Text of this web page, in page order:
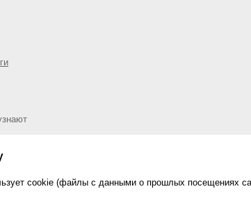
cookie (файлы с данными о прошлых посещениях
бизнес-портал